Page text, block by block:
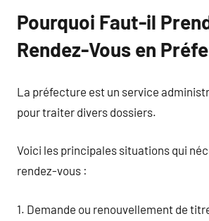
Pourquoi Faut-il
Rendez-Vous en
La préfecture est un service
pour traiter divers dossiers.
Voici les principales situations qui
rendez-vous :
1. Demande ou renouvellement de